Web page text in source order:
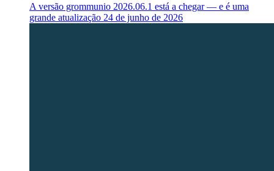
A versão grommunio 2026.06.1 está a chegar — e é uma
grande atualização 24 de junho de 2026